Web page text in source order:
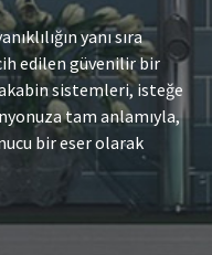
yanı sıra
edilen güvenilir bir
sistemleri, isteğe
tam anlamıyla,
bir eser olarak